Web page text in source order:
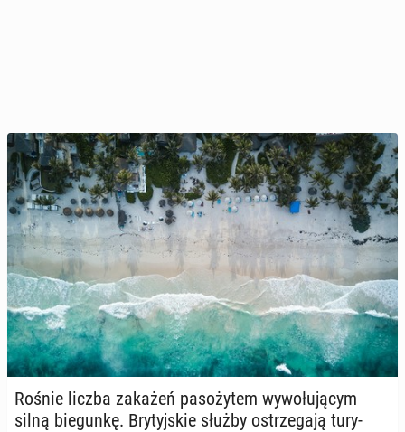
Rośnie liczba zakażeń pa­so­ży­tem wy­wo­łu­ją­cym
silną bie­gun­kę. Bry­tyj­skie służby ostrze­ga­ją tu­ry­